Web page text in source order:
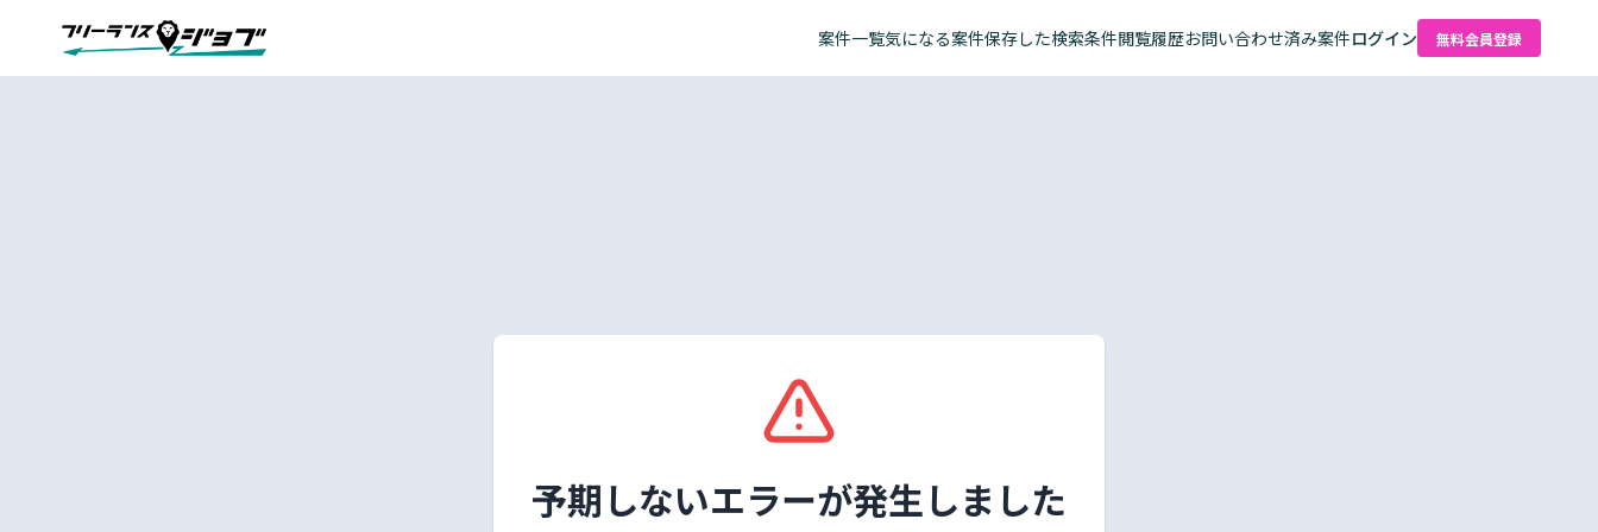
案件一覧気になる案件保存した検索条件閲覧履歴お問い合わせ済み案件ログイン 無料会員登録
予期しないエラーが発生しました